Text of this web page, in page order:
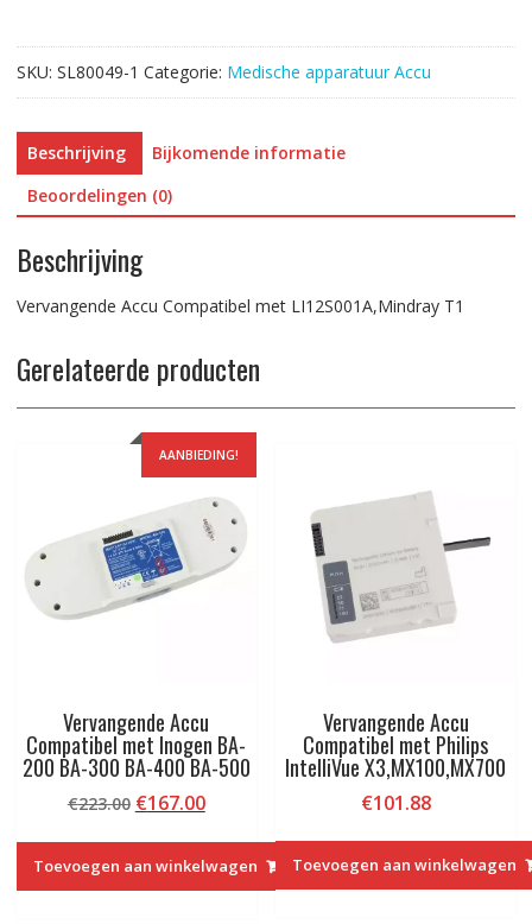
SKU: SL80049-1 Categorie: Medische apparatuur Accu
Beschrijving
Bijkomende informatie
Beoordelingen (0)
Beschrijving
Vervangende Accu Compatibel met LI12S001A,Mindray T1
Gerelateerde producten
AANBIEDING!
Vervangende Accu
Compatibel met Inogen BA-
200 BA-300 BA-400 BA-500
€223.00 Oorspronkelijke
was:
€223.00.
€167.00Huidige
is:
€167.00.
Toevoegen aan winkelwagen
Vervangende Accu
Compatibel met Philips
IntelliVue X3,MX100,MX700
€101.88
Toevoegen aan winkelwagen